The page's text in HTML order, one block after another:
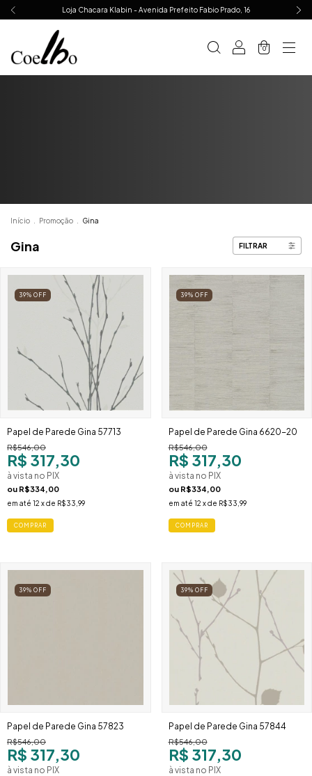
Loja Chacara Klabin - Avenida Prefeito Fabio Prado, 16
0
Início Promoção Gina
Gina FILTRAR
39% OFF
Papel de Parede Gina 57713
R$546,00
R$ 317,30
à vista no PIX
ou R$334,00
em até 12 x de R$33,99
39% OFF
Papel de Parede Gina 6620-20
R$546,00
R$ 317,30
à vista no PIX
ou R$334,00
em até 12 x de R$33,99
39% OFF
Papel de Parede Gina 57823
R$546,00
R$ 317,30
à vista no PIX
39% OFF
Papel de Parede Gina 57844
R$546,00
R$ 317,30
à vista no PIX